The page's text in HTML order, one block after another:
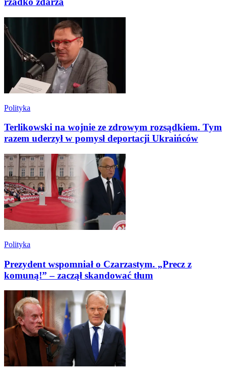
Polityka
Terlikowski na wojnie ze zdrowym rozsądkiem. Tym
razem uderzył w pomysł deportacji Ukraińców
Polityka
Prezydent wspomniał o Czarzastym. „Precz z
komuną!” – zaczął skandować tłum